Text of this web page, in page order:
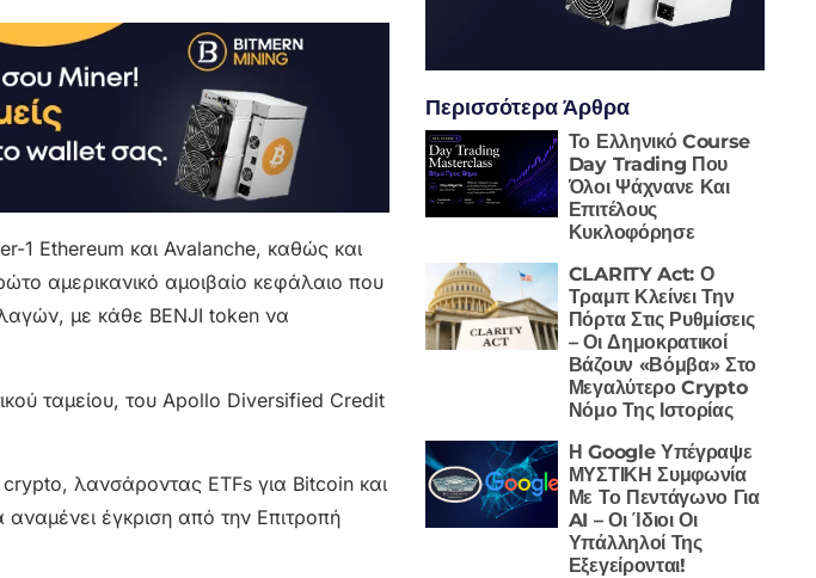
1 Ethereum και Avalanche, καθώς και
αμερικανικό αμοιβαίο κεφάλαιο που
με κάθε BENJI token να
ταμείου, του Apollo Diversified Credit
λανσάροντας ETFs για Bitcoin και
αναμένει έγκριση από την Επιτροπή
Περισσότερα Άρθρα
Το Ελληνικό Course
Day Trading Που
Όλοι Ψάχνανε Και
Επιτέλους
Κυκλοφόρησε
CLARITY Act: Ο
Τραμπ Κλείνει Την
Πόρτα Στις Ρυθμίσεις
– Οι Δημοκρατικοί
Βάζουν «Βόμβα» Στο
Μεγαλύτερο Crypto
Νόμο Της Ιστορίας
Η Google Υπέγραψε
ΜΥΣΤΙΚΗ Συμφωνία
Με Το Πεντάγωνο Για
AI – Οι Ίδιοι Οι
Υπάλληλοί Της
Εξεγείρονται!